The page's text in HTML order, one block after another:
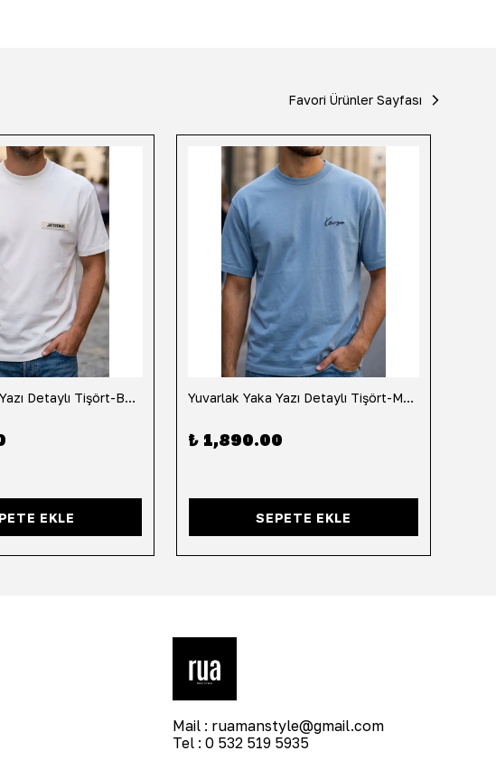
Favori Ürünler Sayfası
Yuvarlak Yaka Yazı Detaylı Tişört-Beyaz
EKLE
Yuvarlak Yaka Yazı Detaylı Tişört-Mavi
₺ 1,890.00
SEPETE EKLE
Mail : ruamanstyle@gmail.com
Tel : 0 532 519 5935